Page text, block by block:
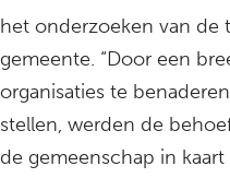
het onderzoeken van de
gemeente. “Door een
organisaties te
stellen, werden de
de gemeenschap in